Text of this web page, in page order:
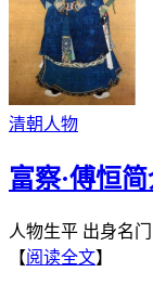
清朝人物
富察·傅恒
人物生平 出身名
【阅读全文】